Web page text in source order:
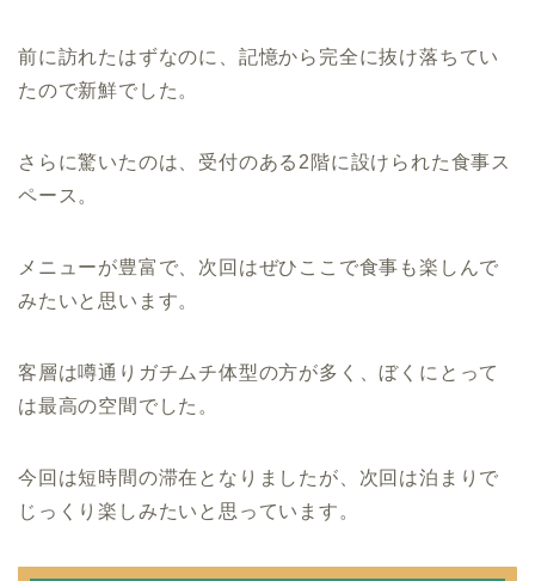
前に訪れたはずなのに、記憶から完全に抜け落ちてい
たので新鮮でした。
さらに驚いたのは、受付のある2階に設けられた食事ス
ペース。
メニューが豊富で、次回はぜひここで食事も楽しんで
みたいと思います。
客層は噂通りガチムチ体型の方が多く、ぼくにとって
は最高の空間でした。
今回は短時間の滞在となりましたが、次回は泊まりで
じっくり楽しみたいと思っています。